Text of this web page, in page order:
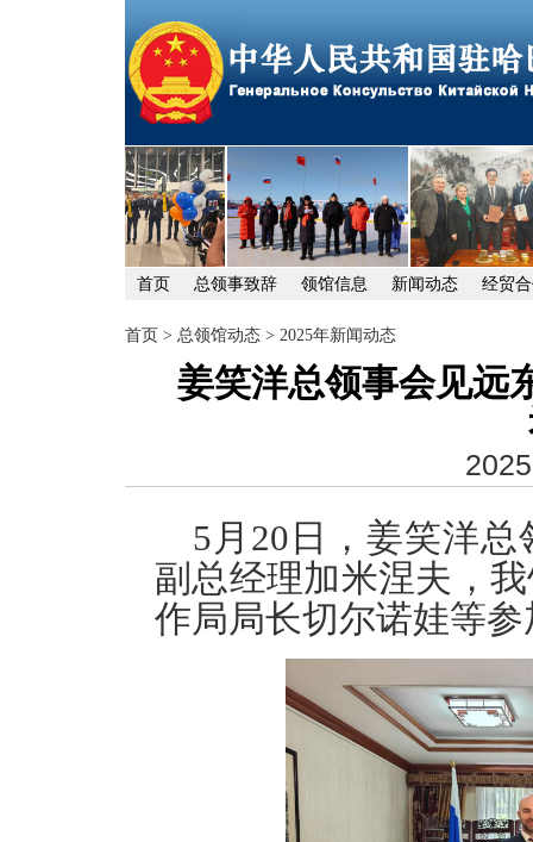
首页 总领事致辞 领馆信息 新闻动态 经贸
首页 > 总领馆动态 > 2025年新闻动态
姜笑洋总领事会见远
5月20日，姜笑洋
副总经理加米涅夫，
作局局长切尔诺娃等参